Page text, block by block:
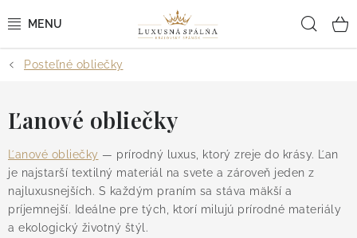
na
POSTEĽNÉ OBLIEČKY
POSTEĽNÉ PLACHTY
PREHOZY A PAPLÓNY
VANKÚŠE A OBLIEČKY
BYTOVÝ TEXTIL
Posteľné obliečky
Ľanové obliečky
Ľanové obliečky — prírodný luxus, ktorý zreje do krásy. Ľan
je najstarší textilný materiál na svete a zároveň jeden z
najluxusnejších. S každým praním sa stáva mäkší a
príjemnejší. Ideálne pre tých, ktorí milujú prírodné materiály
a ekologický životný štýl.